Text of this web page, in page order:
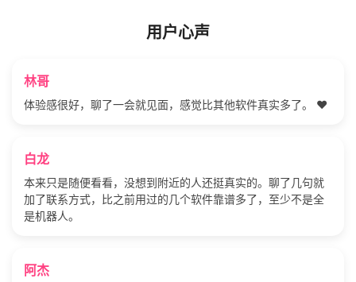
用户心声
林哥
体验感很好，聊了一会就见面，感觉比其他软件真实多了。 ❤️
白龙
本来只是随便看看，没想到附近的人还挺真实的。聊了几句就
加了联系方式，比之前用过的几个软件靠谱多了，至少不是全
是机器人。
阿杰